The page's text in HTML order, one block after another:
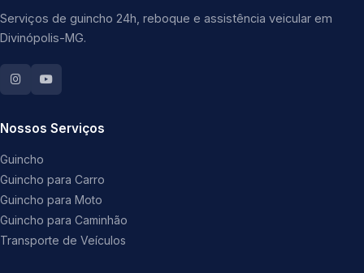
Serviços de guincho 24h, reboque e assistência veicular em
Divinópolis-MG.
Nossos Serviços
Guincho
Guincho para Carro
Guincho para Moto
Guincho para Caminhão
Transporte de Veículos